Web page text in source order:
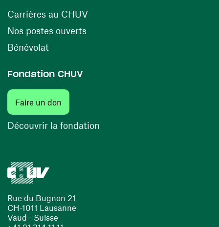
Rue du Bugnon 21
CH-1011 Lausanne
Vaud - Suisse
Carrières au CHUV(ouvre une nouvelle fenêtre)
Nos postes ouverts(ouvre une nouvelle fenêtre)
Bénévolat
Fondation CHUV
Faire un don
Découvrir la fondation